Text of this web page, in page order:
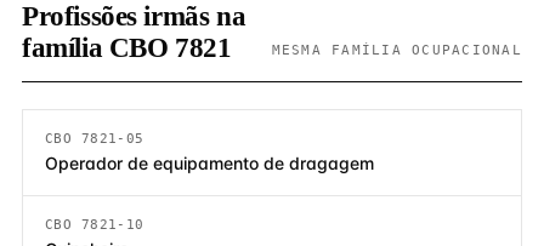
Profissões irmãs na
família CBO 7821
MESMA FAMÍLIA OCUPACIONAL
CBO 7821-05
Operador de equipamento de dragagem
CBO 7821-10